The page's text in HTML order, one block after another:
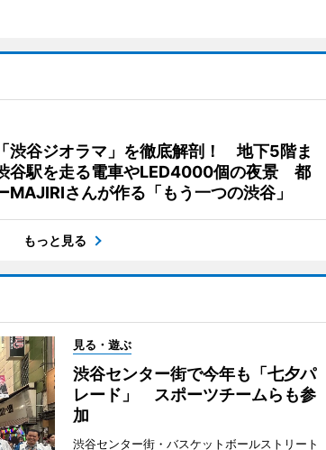
渋谷ジオラマ」を徹底解剖！ 地下5階ま
谷駅を走る電車やLED4000個の夜景 都
MAJIRIさんが作る「もう一つの渋谷」
もっと見る
見る・遊ぶ
渋谷センター街で今年も「七夕パ
レード」 スポーツチームらも参
加
渋谷センター街・バスケットボールストリート